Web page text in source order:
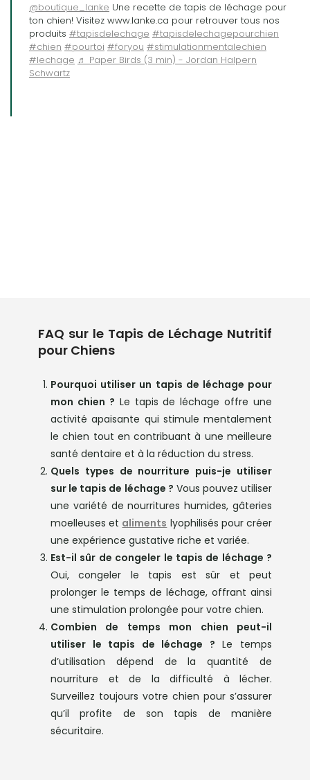
@boutique_lanke Une recette de tapis de léchage pour
ton chien! Visitez www.lanke.ca pour retrouver tous nos
produits #tapisdelechage #tapisdelechagepourchien
#chien #pourtoi #foryou #stimulationmentalechien
#lechage ♬ Paper Birds (3 min) - Jordan Halpern
Schwartz
FAQ sur le Tapis de Léchage Nutritif
pour Chiens
Pourquoi utiliser un tapis de léchage pour
mon chien ? Le tapis de léchage offre une
activité apaisante qui stimule mentalement
le chien tout en contribuant à une meilleure
santé dentaire et à la réduction du stress.
Quels types de nourriture puis-je utiliser
sur le tapis de léchage ? Vous pouvez utiliser
une variété de nourritures humides, gâteries
moelleuses et aliments lyophilisés pour créer
une expérience gustative riche et variée.
Est-il sûr de congeler le tapis de léchage ?
Oui, congeler le tapis est sûr et peut
prolonger le temps de léchage, offrant ainsi
une stimulation prolongée pour votre chien.
Combien de temps mon chien peut-il
utiliser le tapis de léchage ? Le temps
d’utilisation dépend de la quantité de
nourriture et de la difficulté à lécher.
Surveillez toujours votre chien pour s’assurer
qu’il profite de son tapis de manière
sécuritaire.